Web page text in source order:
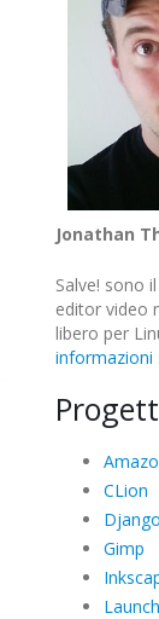
Jonathan
Salve! sono
editor video
libero per
informazioni
CLion
Django
Gimp